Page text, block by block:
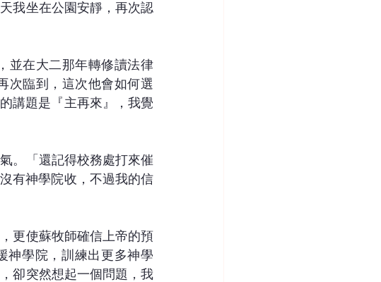
我坐在公園安靜，再次認
並在大二那年轉修讀法律
次臨到，這次他會如何選
講題是『主再來』，我覺
。「還記得校務處打來催
有神學院收，不過我的信
更使蘇牧師確信上帝的預
神學院，訓練出更多神學
卻突然想起一個問題，我